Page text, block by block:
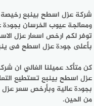
شركة عزل اسطح بينبع رخيصة
ومعالجة عيوب الخرسان
توفر لكم ارخص اسعار عزل
بأعلى جودة عزل اسطح فى
كن متأكد عميلنا الغالي ان
عزل اسطح بينبع تستطيع
بجودة عالية وبأرخص سعر
من الحين.